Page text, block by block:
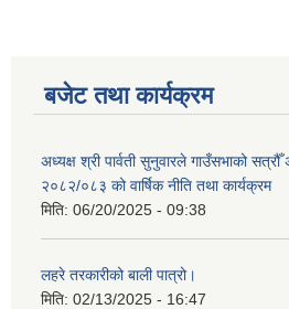
बजेट तथा कार्यक्रम
अध्यक्ष श्री पार्वती सुनुवारले गाउँसभाको
२०८२/०८३ को वार्षिक नीति तथा कार्यक्रम
मिति: 06/20/2025 - 09:38
लहरे तरकारीको बाली पात्रो।
मिति: 02/13/2025 - 16:47